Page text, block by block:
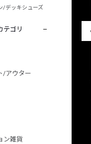
/デッキシューズ
テゴリ
/アウター
ン雑貨
ェックシャツジャケット